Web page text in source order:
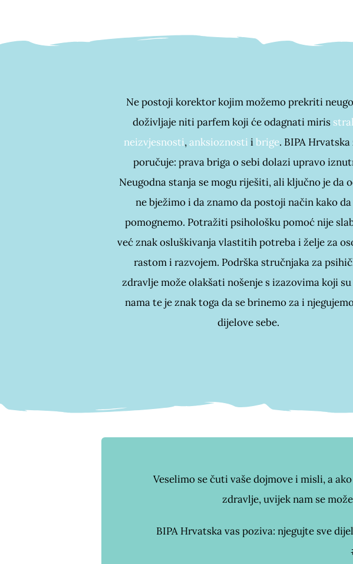
Ne postoji korektor kojim možemo prekriti
doživljaje niti parfem koji će odagnati miris
neizvjesnosti,anksioznosti ibrige. BIPA
poručuje: prava briga o sebi dolazi upravo
Neugodna stanja se mogu riješiti, ali ključno je da
ne bježimo i da znamo da postoji način kako
pomognemo. Potražiti psihološku pomoć nije
već znak osluškivanja vlastitih potreba i želje za
rastom i razvojem. Podrška stručnjaka za
zdravlje može olakšati nošenje s izazovima koji
nama te je znak toga da se brinemo za i
dijelove sebe.
Veselimo se čuti vaše dojmove i misli, a
zdravlje, uvijek nam se
BIPA Hrvatska vas poziva: njegujte sve